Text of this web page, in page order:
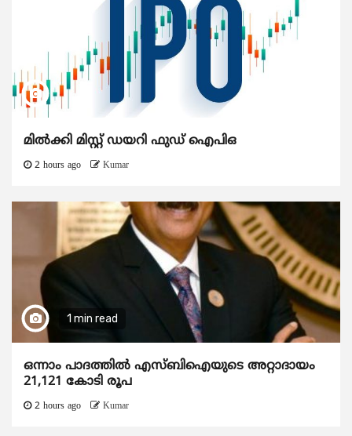
മിൽക്കി മിസ്റ്റ് ഡയറി ഫുഡ് ഐപിഒ
2 hours ago Kumar
1 min read
ഒന്നാം പാദത്തിൽ എസ്ബിഐയുടെ അറ്റാദായം
21,121 കോടി രൂപ
2 hours ago Kumar